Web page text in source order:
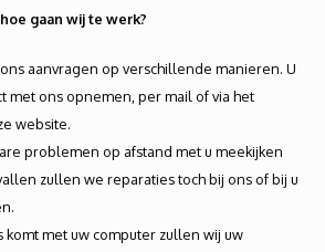
gaan wij te werk?
aanvragen op verschillende manieren. U
met ons opnemen, per mail of via het
website.
problemen op afstand met u meekijken
zullen we reparaties toch bij ons of bij u
komt met uw computer zullen wij uw